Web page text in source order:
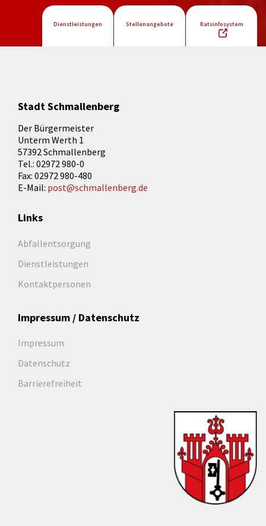
Dienstleistungen Stellenangebote Ratsinfosystem
Stadt Schmallenberg
Der Bürgermeister
Unterm Werth 1
57392 Schmallenberg
Tel.: 02972 980-0
Fax: 02972 980-480
E-Mail: post@schmallenberg.de
Links
Abfallentsorgung
Dienstleistungen
Kontaktpersonen
Impressum / Datenschutz
Impressum
Datenschutz
Barrierefreiheit